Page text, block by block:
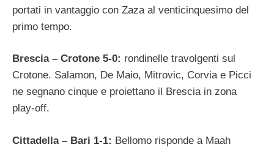
portati in vantaggio con Zaza al venticinquesimo del
primo tempo.
Brescia – Crotone 5-0: rondinelle travolgenti sul
Crotone. Salamon, De Maio, Mitrovic, Corvia e Picci
ne segnano cinque e proiettano il Brescia in zona
play-off.
Cittadella – Bari 1-1: Bellomo risponde a Maah